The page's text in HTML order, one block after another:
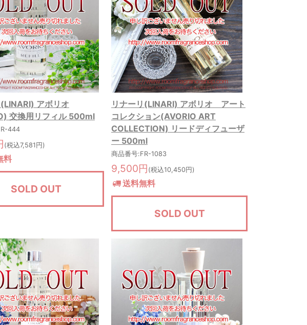
アボリオ
交換用リフィル 500ml
444
(税込7,581円)
料
SOLD OUT
リナーリ(LINARI) アボリオ アート
コレクション(AVORIO ART
COLLECTION) リードディフューザ
ー 500ml
商品番号:FR-1083
9,500円 (税込10,450円)
送料無料
SOLD OUT